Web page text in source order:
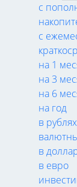
с
с
на 1
на 3
на 6
на год
в рублях
в
в евро